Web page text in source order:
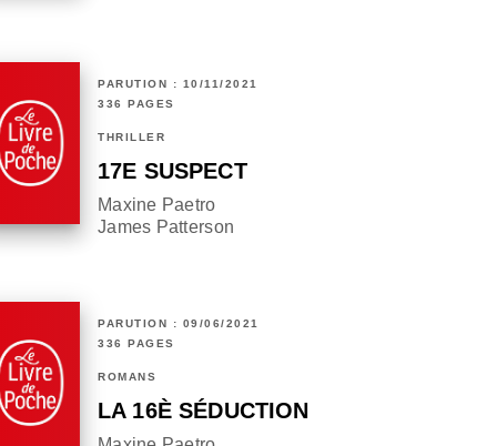
PARUTION : 10/11/2021
336 PAGES
THRILLER
17E SUSPECT
Maxine Paetro
James Patterson
PARUTION : 09/06/2021
336 PAGES
ROMANS
LA 16È SÉDUCTION